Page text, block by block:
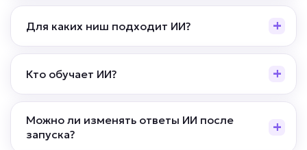
Для каких ниш подходит ИИ?
Кто обучает ИИ?
Можно ли изменять ответы ИИ после
запуска?